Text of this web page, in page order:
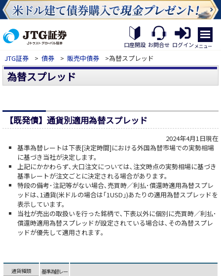
口座開設 お問合せ ログイン
繝｡
繝
九
繝
繧
�
メニュー
JTG証券 > 債券 > 販売中債券 >為替スプレッド
為替スプレッド
【既発債】通貨別適用為替スプレッド
2024年4月1日現在
基準為替レートは下表[決定時間]における外国為替市場での実勢相場
に基づき当社が決定します。
上記にかかわらず､大口注文については､注文時点の実勢相場に基づき
基準レートが注文ごとに決定される場合があります。
特段の備考･注記等がない場合､売買時／利払･償還時適用為替スプレ
ッドは､1通貨(米ドルの場合は｢1USD｣)あたりの適用為替スプレッドを
表示しています。
当社が売出の取扱いを行った銘柄で､下表以外に個別に売買時／利払･
償還時適用為替スプレッドが設定されている場合は､その為替スプレ
ッドが優先して適用されます｡
通貨種類
基準為替レー